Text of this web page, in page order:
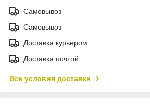
Самовывоз
Самовывоз
Доставка курьером
Доставка почтой
Все условия доставки